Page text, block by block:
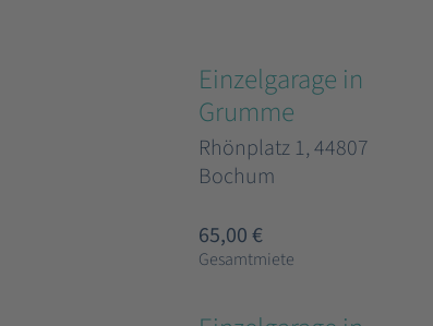
Einzelgarage in
Grumme
Rhönplatz 1, 44807
Bochum
65,00 €
Gesamtmiete